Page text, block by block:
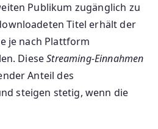
Publikum zugänglich zu
Titel erhält der
je nach Plattform
DieseStreaming-Einnahmen
Anteil des
steigen stetig, wenn die